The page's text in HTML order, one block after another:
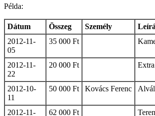
Példa:
Dátum Összeg Személy
2012-11-
05
35 000 Ft
2012-11-
22
20 000 Ft
2012-10-
11
50 000 Ft Kovács Ferenc
2012-11-
62 000 Ft